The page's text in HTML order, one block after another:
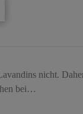
nicht.
bei…